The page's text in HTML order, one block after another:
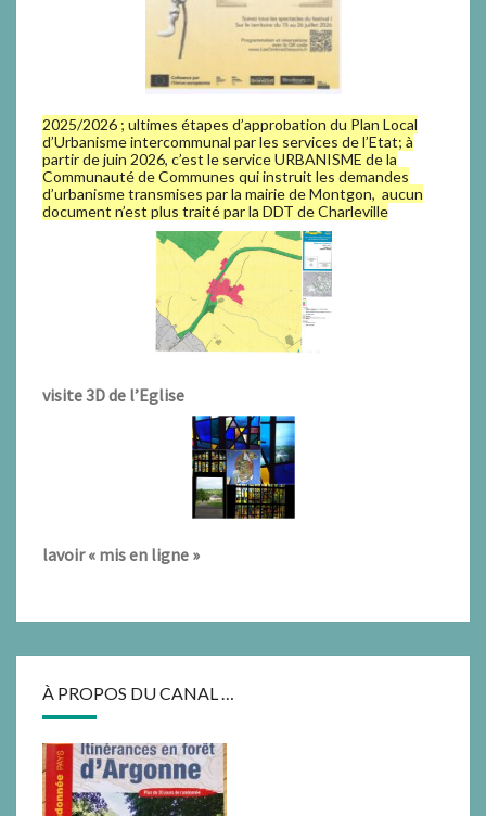
2025/2026 ; ultimes étapes d’approbation du Plan Local
d’Urbanisme intercommunal par les services de l’Etat; à
partir de juin 2026, c’est le service URBANISME de la
Communauté de Communes qui instruit les demandes
d’urbanisme transmises par la mairie de Montgon, aucun
document n’est plus traité par la DDT de Charleville
visite 3D de l’Eglise
lavoir « mis en ligne »
À PROPOS DU CANAL …